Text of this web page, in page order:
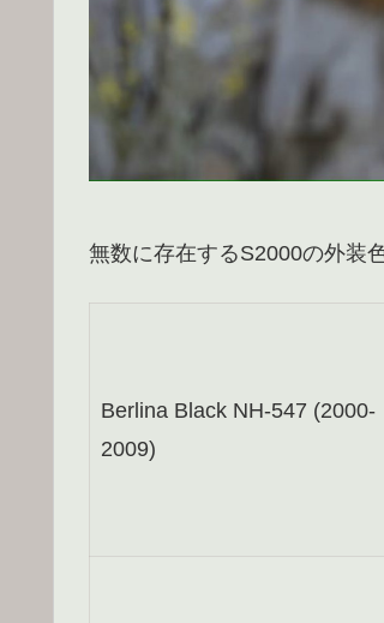
無数に存在するS2000の外装
Berlina Black NH-547 (2000-
2009)